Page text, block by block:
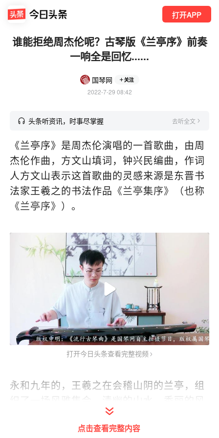
打开APP
谁能拒绝周杰伦呢？古琴版《兰亭序》前奏
一响全是回忆......
国琴网 关注
2022-7-29 08:42
头条听资讯，时事尽掌握 去听全文
《兰亭序》是周杰伦演唱的一首歌曲，由周
杰伦作曲，方文山填词，钟兴民编曲，作词
人方文山表示这首歌曲的灵感来源是东晋书
法家王羲之的书法作品 《兰亭集序》（也称
《兰亭序》） 。
打开今日头条查看完整视频
永和九年的，王羲之在会稽山阴的兰亭，组
景吸引了司徒谢安、辞赋家孙绰、矜豪傲物
的谢万、高僧支道林等社会名流的捧场。当
点击查看完整内容